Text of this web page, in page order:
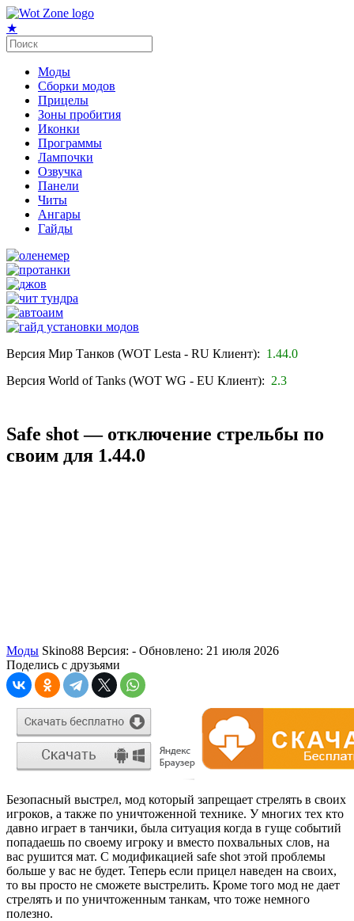
★
Моды
Сборки модов
Прицелы
Зоны пробития
Иконки
Программы
Лампочки
Озвучка
Панели
Читы
Ангары
Гайды
Версия Мир Танков (WOT Lesta - RU Клиент): 1.44.0
Версия World of Tanks (WOT WG - EU Клиент): 2.3
Safe shot — отключение стрельбы по
своим для 1.44.0
Моды Skino88 Версия: - Обновлено: 21 июля 2026
Поделись с друзьями
Безопасный выстрел, мод который запрещает стрелять в своих
игроков, а также по уничтоженной технике. У многих тех кто
давно играет в танчики, была ситуация когда в гуще событий
попадаешь по своему игроку и вместо похвальных слов, на
вас рушится мат. С модификацией safe shot этой проблемы
больше у вас не будет. Теперь если прицел наведен на своих,
то вы просто не сможете выстрелить. Кроме того мод не дает
стрелять и по уничтоженным танкам, что тоже немного
полезно.